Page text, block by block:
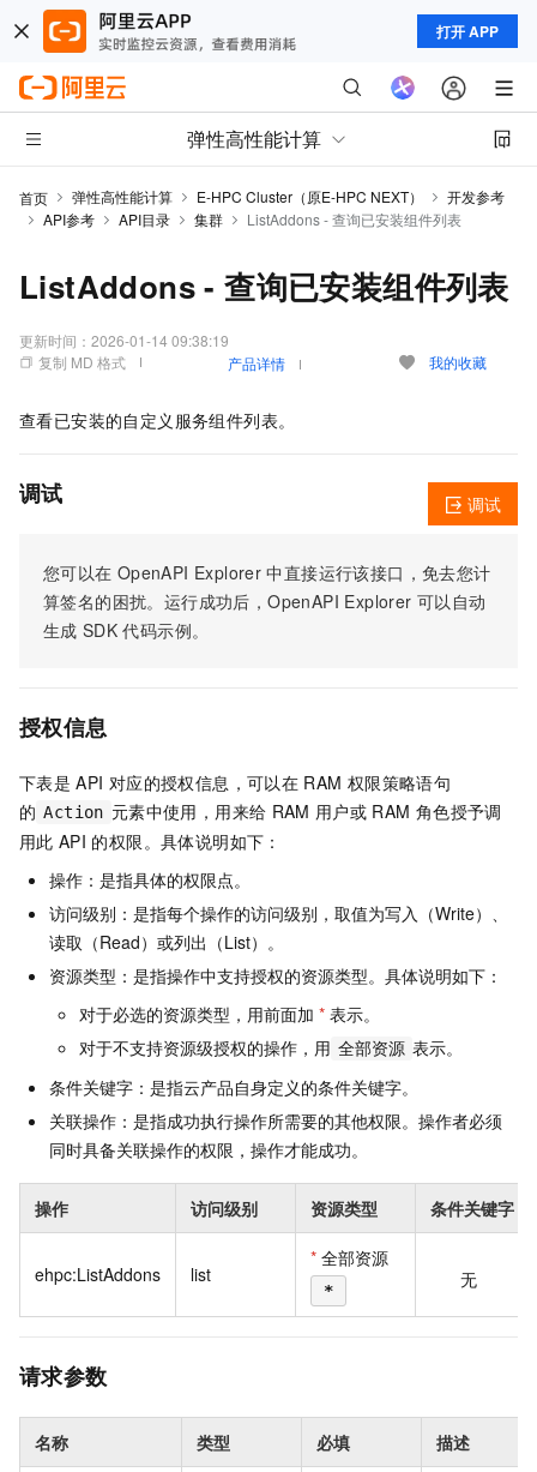
打开 APP
弹性高性能计算
首页 弹性高性能计算 E-HPC Cluster（原E-HPC NEXT）
开发参考
API参考
API目录 集群 ListAddons - 查询已安装组件列表
ListAddons - 查询已安装组件列表
更新时间： 2026-01-14 09:38:19
复制 MD 格式
产品详情 我的收藏
查看已安装的自定义服务组件列表。
调试
您可以在 OpenAPI Explorer 中直接运行该接口，免去您计
算签名的困扰。运行成功后，OpenAPI Explorer 可以自动
生成 SDK 代码示例。
调试
授权信息
下表是 API 对应的授权信息，可以在 RAM 权限策略语句
的 Action 元素中使用，用来给 RAM 用户或 RAM 角色授予调
用此 API 的权限。具体说明如下：
操作：是指具体的权限点。
访问级别：是指每个操作的访问级别，取值为写入（Write）、
读取（Read）或列出（List）。
资源类型：是指操作中支持授权的资源类型。具体说明如下：
对于必选的资源类型，用前面加 * 表示。
对于不支持资源级授权的操作，用 全部资源 表示。
条件关键字：是指云产品自身定义的条件关键字。
关联操作：是指成功执行操作所需要的其他权限。操作者必须
同时具备关联操作的权限，操作才能成功。
操作 访问级别 资源类型 条件关键字
ehpc:ListAddons list
* 全部资源
* 无
请求参数
名称 类型 必填 描述